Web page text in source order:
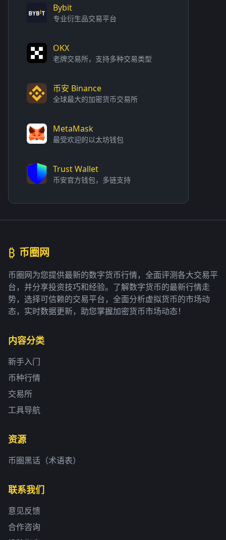
Bybit
专业衍生品交易平台
OKX
老牌交易所，支持多种交易类型
币安 Binance
全球最大的加密货币交易所
MetaMask
最受欢迎的以太坊钱包
Trust Wallet
币安官方钱包，多链支持
₿ 币圈网
币圈网为您提供最新的数字货币行情，全面评测各大交易平
台，并分享投资技巧和经验。了解数字货币的最新行情走
势，选择可信赖的交易平台，全面分析虚拟货币的市场动
态，实时数据更新，助您掌握加密货币市场动态！
内容分类
新手入门
币种行情
交易所
工具导航
资源
币圈黑话（术语表）
联系我们
意见反馈
合作咨询